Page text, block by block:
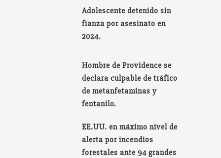
Adolescente detenido sin
fianza por asesinato en
2024.
Hombre de Providence se
declara culpable de tráfico
de metanfetaminas y
fentanilo.
EE.UU. en máximo nivel de
alerta por incendios
forestales ante 94 grandes